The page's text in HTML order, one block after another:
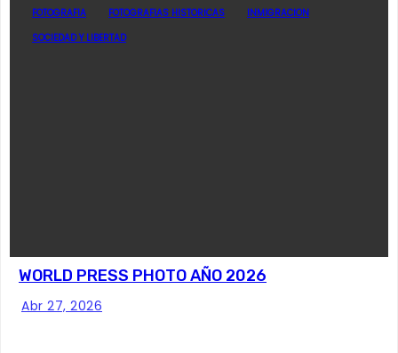
FOTOGRAFIA FOTOGRAFIAS HISTORICAS
INMIGRACION
SOCIEDAD Y LIBERTAD
WORLD PRESS PHOTO AÑO 2026
Abr 27, 2026